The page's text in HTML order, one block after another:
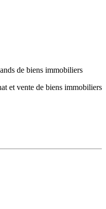
de biens immobiliers
et vente de biens immobiliers